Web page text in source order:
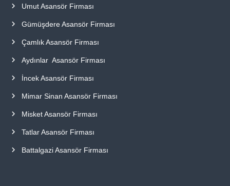
Umut Asansör Firması
Gümüşdere Asansör Firması
Çamlık Asansör Firması
Aydınlar Asansör Firması
İncek Asansör Firması
Mimar Sinan Asansör Firması
Misket Asansör Firması
Tatlar Asansör Firması
Battalgazi Asansör Firması